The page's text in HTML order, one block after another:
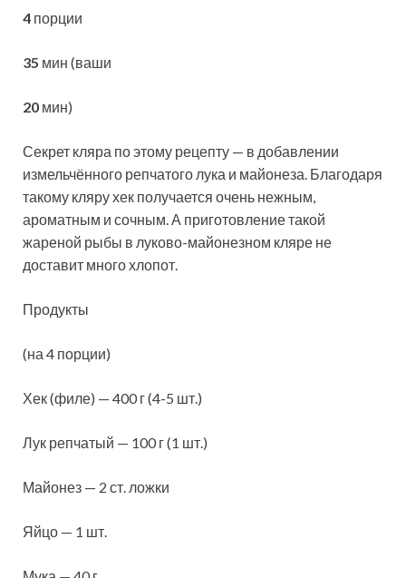
4 порции
35 мин (ваши
20 мин)
Секрет кляра по этому рецепту — в добавлении
измельчённого репчатого лука и майонеза. Благодаря
такому кляру хек получается очень нежным,
ароматным и сочным. А приготовление такой
жареной рыбы в луково-майонезном кляре не
доставит много хлопот.
Продукты
(на 4 порции)
Хек (филе) — 400 г (4-5 шт.)
Лук репчатый — 100 г (1 шт.)
Майонез — 2 ст. ложки
Яйцо — 1 шт.